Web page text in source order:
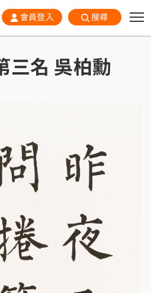
會員登入 搜尋
三名 吳柏勳